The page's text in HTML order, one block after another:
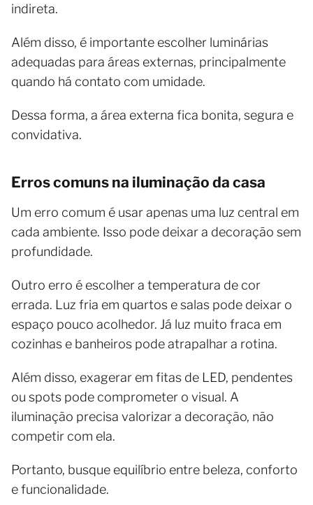
indireta.
Além disso, é importante escolher luminárias
adequadas para áreas externas, principalmente
quando há contato com umidade.
Dessa forma, a área externa fica bonita, segura e
convidativa.
Erros comuns na iluminação da casa
Um erro comum é usar apenas uma luz central em
cada ambiente. Isso pode deixar a decoração sem
profundidade.
Outro erro é escolher a temperatura de cor
errada. Luz fria em quartos e salas pode deixar o
espaço pouco acolhedor. Já luz muito fraca em
cozinhas e banheiros pode atrapalhar a rotina.
Além disso, exagerar em fitas de LED, pendentes
ou spots pode comprometer o visual. A
iluminação precisa valorizar a decoração, não
competir com ela.
Portanto, busque equilíbrio entre beleza, conforto
e funcionalidade.